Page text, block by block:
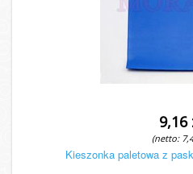
9,16
(netto:
Kieszonka paletowa z